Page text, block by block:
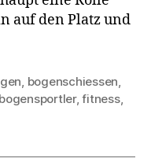
auf den Platz und
, bogenschiessen,
bogensportler,fitness,